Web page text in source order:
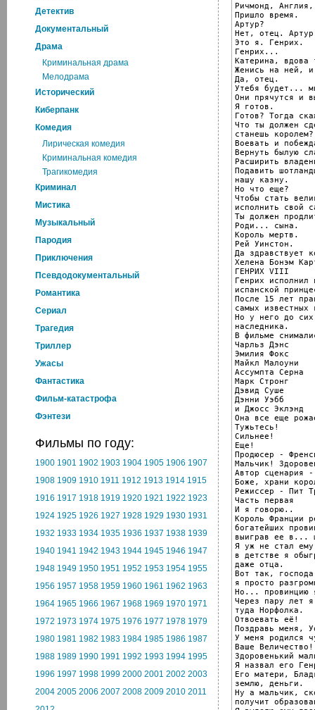
Детектив
Документальный
Драма
Криминальная драма
Мелодрама
Исторический
Киберпанк
Комедия
Лирическая комедия
Криминальная комедия
Трагикомедия
Криминал
Мистика
Музыкальный
Пародия
Приключения
Псевдодокументальный
Романтика
Cериал
Трагедия
Триллер
Ужасы
Фантастика
Фильм-катастрофа
Фэнтези
Фильмы по году:
1900 1901 1902 1903 1904 1905 1906 1907
1908 1909 1910 1911 1912 1913 1914 1915
1916 1917 1918 1919 1920 1921 1922 1923
1924 1925 1926 1927 1928 1929 1930 1931
1932 1933 1934 1935 1936 1937 1938 1939
1940 1941 1942 1943 1944 1945 1946 1947
1948 1949 1950 1951 1952 1953 1954 1955
1956 1957 1958 1959 1960 1961 1962 1963
1964 1965 1966 1967 1968 1969 1970 1971
1972 1973 1974 1975 1976 1977 1978 1979
1980 1981 1982 1983 1984 1985 1986 1987
1988 1989 1990 1991 1992 1993 1994 1995
1996 1997 1998 1999 2000 2001 2002 2003
2004 2005 2006 2007 2008 2009 2010 2011
Ричмонд,
Пришло время.
Артур?
Нет, отец.
Это я. Генрих.
Генрих...
Катерина,
Женись на ней,
Да, отец.
Утебя будет...
Они прячутся и
Я готов.
Готов? Тогда
Что ты должен
станешь королем?
Воевать и
Вернуть былую
Расширить
Подавить
нашу казну.
Но что еще?
Чтобы стать
исполнить свой
Ты должен
Роди... сына.
Король мертв.
Рей Уинстон.
Да здравствует
Хелена Бонэм
ГЕНРИХ VIII
Генрих
испанской
После 15 лет
самых
Но у него до
наследника.
В фильме
Чарльз Дэнс
Эмилия Фокс
Майкл Малоуни
Ассумпта Серна
Марк Стронг
Дэвид Суше
Дэнни Уэбб
и Джосс Эклэнд
Она все еще
Тужьтесь!
Сильнее!
Еще!
Продюсер -
Мальчик!
Автор сценария
Боже, храни
Режиссер - Пит
Часть первая
И я говорю..
Король Франции
богатейших
выиграв ее в...
Я уж не стал
в детстве я
даже отца.
Вот так,
я просто
Но... провинцию
Через пару лет я
туда Норфолка.
Отвоевать её!
Поздравь меня,
У меня родился
Ваше Величество!
Здоровенький
Я назвал его
Его матери,
землю, деньги.
Ну а мальчик,
получит